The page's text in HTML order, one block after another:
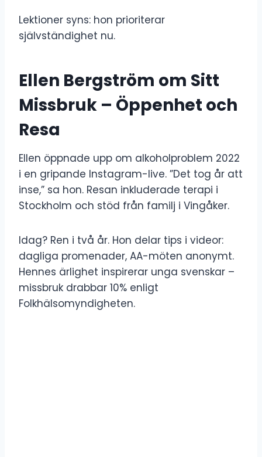
Lektioner syns: hon prioriterar
självständighet nu.
Ellen Bergström om Sitt
Missbruk – Öppenhet och
Resa
Ellen öppnade upp om alkoholproblem 2022
i en gripande Instagram-live. ”Det tog år att
inse,” sa hon. Resan inkluderade terapi i
Stockholm och stöd från familj i Vingåker.
Idag? Ren i två år. Hon delar tips i videor:
dagliga promenader, AA-möten anonymt.
Hennes ärlighet inspirerar unga svenskar –
missbruk drabbar 10% enligt
Folkhälsomyndigheten.